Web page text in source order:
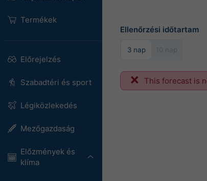
Termékek
Előrejelzés
Szabadtéri és sport
Légiközlekedés
Mezőgazdaság
Előzmények és
klíma
Ellenőrzési időtartam
3 nap 10 nap
This forecast is